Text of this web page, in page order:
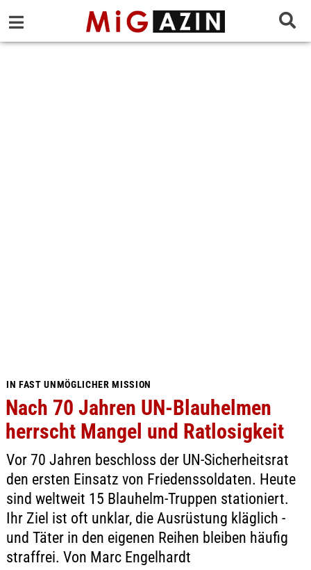
IN FAST UNMÖGLICHER MISSION
Nach 70 Jahren UN-Blauhelmen
herrscht Mangel und Ratlosigkeit
Vor 70 Jahren beschloss der UN-Sicherheitsrat
den ersten Einsatz von Friedenssoldaten. Heute
sind weltweit 15 Blauhelm-Truppen stationiert.
Ihr Ziel ist oft unklar, die Ausrüstung kläglich -
und Täter in den eigenen Reihen bleiben häufig
straffrei. Von Marc Engelhardt